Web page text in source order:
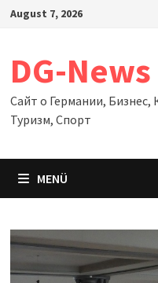
Zum
August 7, 2026
DG-News
Сайт о Германии,
Туризм, Спорт
MENÜ